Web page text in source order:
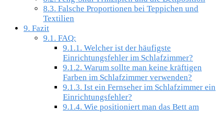
8.3. Falsche Proportionen bei Teppichen und
Textilien
9. Fazit
9.1. FAQ:
9.1.1. Welcher ist der häufigste
Einrichtungsfehler im Schlafzimmer?
9.1.2. Warum sollte man keine kräftigen
Farben im Schlafzimmer verwenden?
9.1.3. Ist ein Fernseher im Schlafzimmer ein
Einrichtungsfehler?
9.1.4. Wie positioniert man das Bett am